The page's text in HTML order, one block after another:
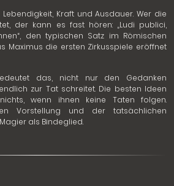
Kraft und Ausdauer. Wer die
der kann es fast hören: „Ludi publici,
den typischen Satz im Römischen
Maximus die ersten Zirkusspiele eröffnet
das, nicht nur den Gedanken
zur Tat schreitet. Die besten Ideen
wenn ihnen keine Taten folgen.
Vorstellung und der tatsächlichen
als Bindeglied.